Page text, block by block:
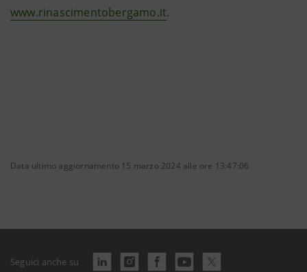
www.rinascimentobergamo.it.
Data ultimo aggiornamento 15 marzo 2024 alle ore 13:47:06
Seguici anche su